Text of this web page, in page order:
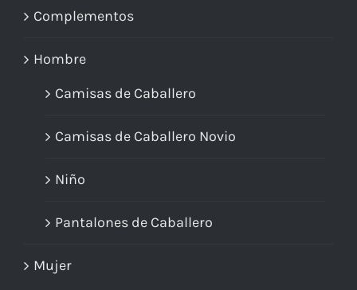
Complementos
Hombre
Camisas de Caballero
Camisas de Caballero Novio
Niño
Pantalones de Caballero
Mujer